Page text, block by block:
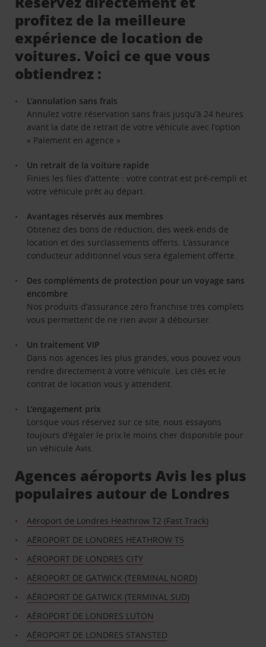
profitez de la meilleure
expérience de location de
voitures. Voici ce que vous
obtiendrez :
L’annulation sans frais
Annulez votre réservation sans frais jusqu’à 24 heures
avant la date de retrait de votre véhicule avec l’option
« Paiement en agence »
Un retrait de la voiture rapide
Finies les files d’attente : votre contrat est pré-rempli et
votre véhicule prêt au départ.
Avantages réservés aux membres
Obtenez des bons de réduction, des week-ends de
location et des surclassements offerts. L’assurance
conducteur additionnel vous sera également offerte.
Des compléments de protection pour un voyage sans
encombre
Nos produits d’assurance zéro franchise très complets
vous permettent de ne rien avoir à débourser.
Un traitement VIP
Dans nos agences les plus grandes, vous pouvez vous
rendre directement à votre véhicule. Les clés et le
contrat de location vous y attendent.
L’engagement prix
Lorsque vous réservez sur ce site, nous essayons
toujours d’égaler le prix le moins cher disponible pour
un véhicule Avis.
Agences aéroports Avis les plus
populaires autour de Londres
Aéroport de Londres Heathrow T2 (Fast Track)
AÉROPORT DE LONDRES HEATHROW T5
AÉROPORT DE LONDRES CITY
AÉROPORT DE GATWICK (TERMINAL NORD)
AÉROPORT DE GATWICK (TERMINAL SUD)
AÉROPORT DE LONDRES LUTON
AÉROPORT DE LONDRES STANSTED